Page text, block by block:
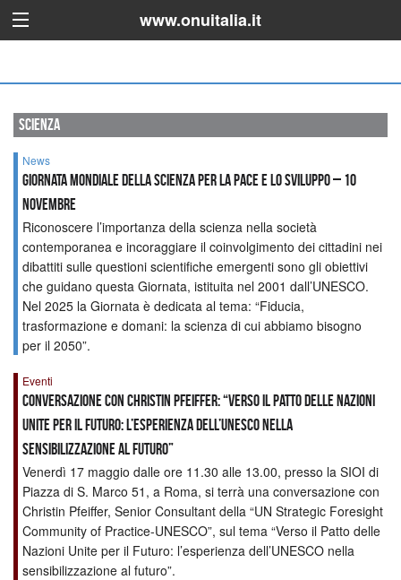
www.onuitalia.it
scienza
News
Giornata mondiale della scienza per la pace e lo sviluppo – 10
novembre
Riconoscere l’importanza della scienza nella società
contemporanea e incoraggiare il coinvolgimento dei cittadini nei
dibattiti sulle questioni scientifiche emergenti sono gli obiettivi
che guidano questa Giornata, istituita nel 2001 dall’UNESCO.
Nel 2025 la Giornata è dedicata al tema: “Fiducia,
trasformazione e domani: la scienza di cui abbiamo bisogno
per il 2050”.
Eventi
Conversazione con Christin Pfeiffer: “Verso il Patto delle Nazioni
Unite per il Futuro: l’esperienza dell’UNESCO nella
sensibilizzazione al futuro”
Venerdì 17 maggio dalle ore 11.30 alle 13.00, presso la SIOI di
Piazza di S. Marco 51, a Roma, si terrà una conversazione con
Christin Pfeiffer, Senior Consultant della “UN Strategic Foresight
Community of Practice-UNESCO”, sul tema “Verso il Patto delle
Nazioni Unite per il Futuro: l’esperienza dell’UNESCO nella
sensibilizzazione al futuro”.